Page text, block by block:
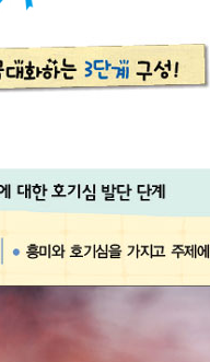
있을까?
들